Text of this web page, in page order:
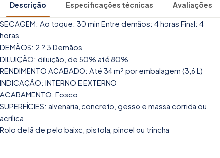
Descrição Especificações técnicas Avaliações
SECAGEM: Ao toque: 30 min Entre demãos: 4 horas Final: 4
horas
DEMÃOS: 2 ? 3 Demãos
DILUIÇÃO: diluição, de 50% até 80%
RENDIMENTO ACABADO: Até 34 m² por embalagem (3,6 L)
INDICAÇÃO: INTERNO E EXTERNO
ACABAMENTO: Fosco
SUPERFÍCIES: alvenaria, concreto, gesso e massa corrida ou
acrílica
Rolo de lã de pelo baixo, pistola, pincel ou trincha